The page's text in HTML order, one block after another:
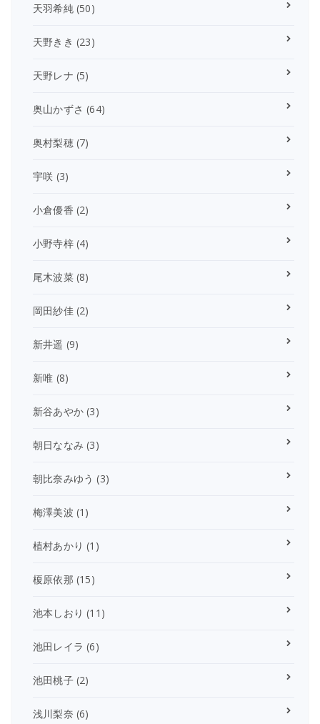
天羽希純(50)
天野きき (23)
天野レナ (5)
奥山かずさ (64)
奥村梨穂(7)
宇咲 (3)
小倉優香 (2)
小野寺梓(4)
尾木波菜(8)
岡田紗佳(2)
新井遥 (9)
新唯 (8)
新谷あやか (3)
朝日ななみ (3)
朝比奈みゆう (3)
梅澤美波 (1)
植村あかり (1)
榎原依那 (15)
池本しおり (11)
池田レイラ (6)
池田桃子(2)
浅川梨奈 (6)